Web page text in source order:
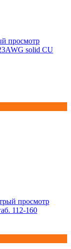
просмотр
solid CU
просмотр
112-160